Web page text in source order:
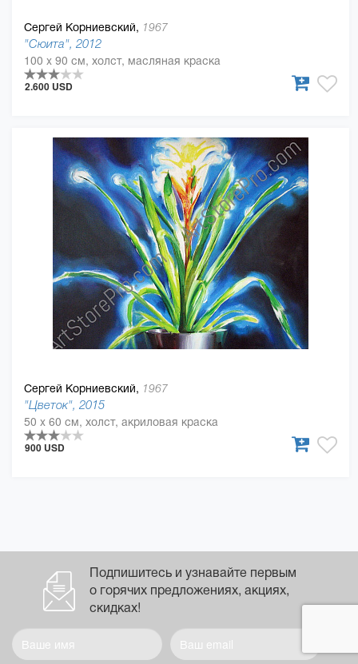
Сергей Корниевский, 1967
"Сюита", 2012
100 x 90 см, холст, масляная краска
2.600 USD
Сергей Корниевский, 1967
"Цветок", 2015
50 x 60 см, холст, акриловая краска
900 USD
Подпишитесь и узнавайте первым
о горячих предложениях, акциях,
скидках!